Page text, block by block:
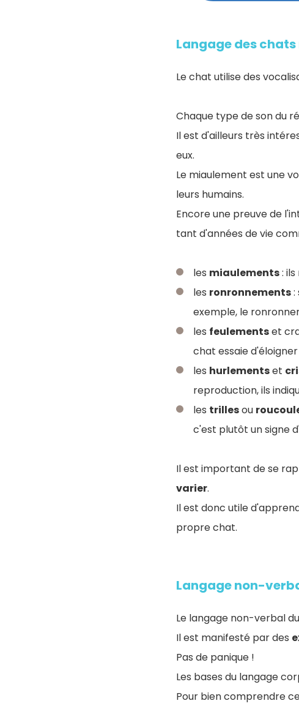
Langage des
Le chat utilise des
Chaque type de son du
Il est d'ailleurs très
eux.
Le miaulement est une
leurs humains.
Encore une preuve de
tant d'années de vie
les miaulements:
les ronronnements:
exemple, le
les feulementset
chat essaie
les hurlementset
reproduction, ils
les trillesou
c'est plutôt un signe
Il est important de se
varier.
Il est donc utile
propre chat.
Langage non-
Le langage non-verbal
Il est manifesté par des
Pas de panique !
Les bases du langage
Pour bien comprendre